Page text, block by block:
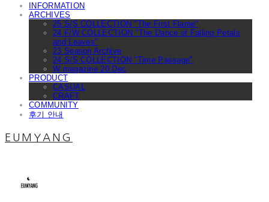
INFORMATION
ARCHIVES
25 S/S COLLECTION "The First Flame"
24 F/W COLLECTION "The Dance of Falling Petals
and Leaves"
23 Season Archive
24 S/S COLLECTION "Time Passage"
W magazine 20 Dec
PRODUCT
CASUAL
CRAFT
COMMUNITY
후기 안내
EUMYANG